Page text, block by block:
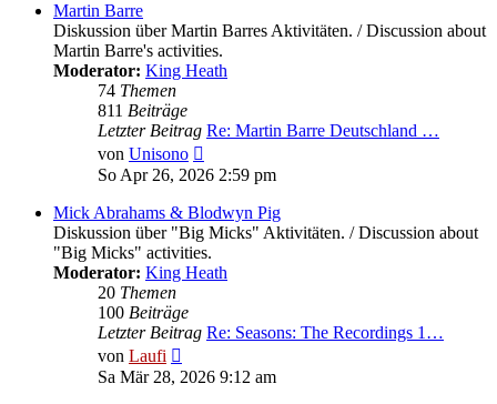
Martin Barre
Diskussion über Martin Barres Aktivitäten. / Discussion about
Martin Barre's activities.
Moderator: King Heath
74 Themen
811 Beiträge
Letzter Beitrag Re: Martin Barre Deutschland …
von Unisono
Beitrag
So Apr 26, 2026 2:59 pm
Mick Abrahams & Blodwyn Pig
Diskussion über "Big Micks" Aktivitäten. / Discussion about
"Big Micks" activities.
Moderator: King Heath
20 Themen
100 Beiträge
Letzter Beitrag Re: Seasons: The Recordings 1…
von Laufi
Beitrag
Sa Mär 28, 2026 9:12 am